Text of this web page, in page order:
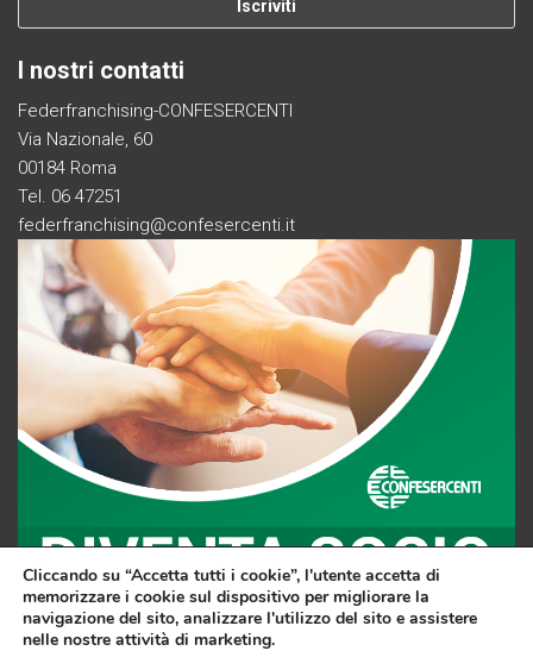
I nostri contatti
Federfranchising-CONFESERCENTI
Via Nazionale, 60
00184 Roma
Tel. 06 47251
federfranchising@confesercenti.it
Cliccando su “Accetta tutti i cookie”, l'utente accetta di
memorizzare i cookie sul dispositivo per migliorare la
navigazione del sito, analizzare l'utilizzo del sito e assistere
nelle nostre attività di marketing.